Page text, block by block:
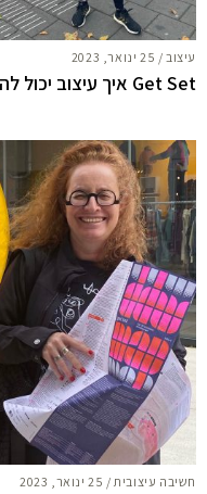
עיצוב / 25 ינואר, 2023
Get Set איך עיצוב יכול להתכוונן לפתירת בעיות בעולם?
חשיבה עיצובית/ 25 ינואר, 2023